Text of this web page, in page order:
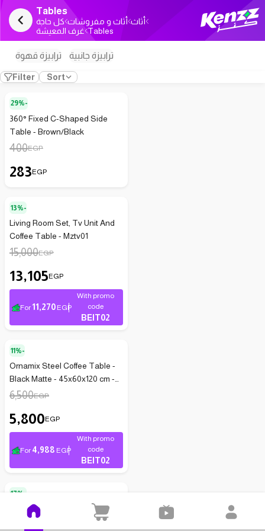
Tables
كل حاجة أثاث و مفروشات أثاث
غرف المعيشة Tables
ترابيزة قهوة ترابيزة جانبية
Filter Sort
29%-
360° Fixed C-Shaped Side
Table - Brown/Black
400EGP
283EGP
13%-
Living Room Set, Tv Unit And
Coffee Table - Mztv01
15,000EGP
13,105EGP
For11,270 EGP
With promo
code
BEIT02
11%-
Ornamix Steel Coffee Table -
Black Matte - 45x60x120 cm -
MTB-013s
6,500EGP
5,800EGP
For 4,988 EGP
With promo
code
BEIT02
17%-
Folding Mobile Steel Table
with Wooden Top - Grey